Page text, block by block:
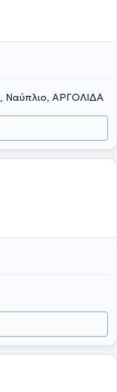
Ναύπλιο, ΑΡΓΟΛΙΔΑ